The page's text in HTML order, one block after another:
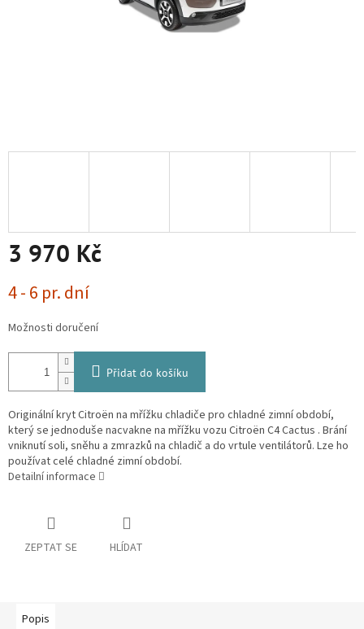
3 970 Kč
cena:
4 - 6 pr. dní
Možnosti doručení
Přidat do košíku
Originální kryt Citroën na mřížku chladiče pro chladné zimní období,
který se jednoduše nacvakne na mřížku vozu Citroën C4 Cactus . Brání
vniknutí soli, sněhu a zmrazků na chladič a do vrtule ventilátorů. Lze ho
používat celé chladné zimní období.
Detailní informace
ZEPTAT SE HLÍDAT
Popis